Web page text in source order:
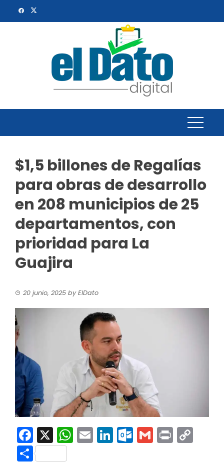
$1,5 billones de Regalías
para obras de desarrollo
en 208 municipios de 25
departamentos, con
prioridad para La
Guajira
20 junio, 2025 byElDato
Facebook
X WhatsApp
EmailLinkedInGmail
Print
Compartir